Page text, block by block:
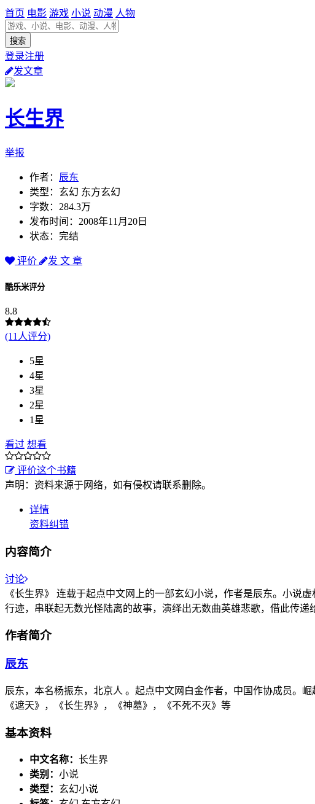
首页 电影 游戏 小说 动漫 人物
登录注册
发文章
长生界
举报
作者： 辰东
类型：玄幻 东方玄幻
字数：284.3万
发布时间：2008年11月20日
状态：完结
评价 发 文 章
酷乐米评分
8.8
(11人评分)
5星
4星
3星
2星
1星
看过 想看
评价这个书籍
声明：资料来源于网络，如有侵权请联系删除。
详情
资料纠错
内容简介
讨论
《长生界》 连载于起点中文网上的一部玄幻小说，作者是辰东。小说
行迹，串联起无数光怪陆离的故事，演绎出无数曲英雄悲歌，借此传递
作者简介
辰东
辰东，本名杨振东，北京人 。起点中文网白金作者，中国作协成员。
《遮天》，《长生界》，《神墓》，《不死不灭》等
基本资料
中文名称： 长生界
类别： 小说
类型： 玄幻小说